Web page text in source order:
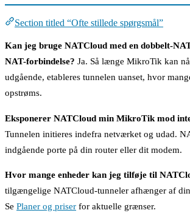
Section titled “Ofte stillede spørgsmål”
Kan jeg bruge NATCloud med en dobbelt-
NAT-forbindelse? Ja. Så længe MikroTik kan
udgående, etableres tunnelen uanset, hvor
opstrøms.
Eksponerer NATCloud min MikroTik mod
Tunnelen initieres indefra netværket og udad.
indgående porte på din router eller dit modem.
Hvor mange enheder kan jeg tilføje til
tilgængelige NATCloud-tunneler afhænger af
Se Planer og priser for aktuelle grænser.